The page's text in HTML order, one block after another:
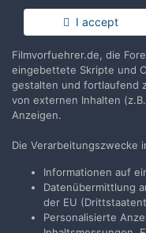
Du hast bereits ein
Teilen
Zur Themenübersicht
I accept
Filmvorfuehrer.de, die
eingebettete Skripte und
gestalten und fortlaufend
von externen Inhalten
Anzeigen.
Die Verarbeitungszwecke
Informationen auf
Datenübermittlung
der EU
Personalisierte